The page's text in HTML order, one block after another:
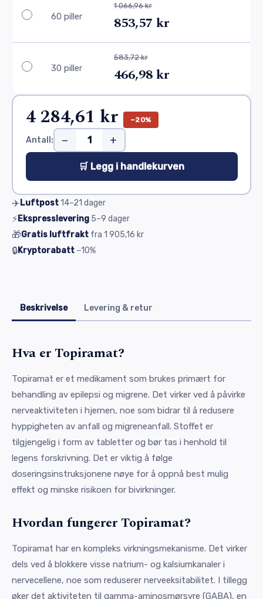
60 piller
1 066,96 kr
853,57 kr
30 piller
583,72 kr
466,98 kr
4 284,61 kr −20%
Antall: − +
🛒 Legg i handlekurven
✈️Luftpost14–21 dager
⚡Ekspresslevering 5–9 dager
🎁Gratis luftfrakt fra 1 905,16 kr
🔒Kryptorabatt −10%
Beskrivelse Levering & retur
Hva er Topiramat?
Topiramat er et medikament som brukes primært for
behandling av epilepsi og migrene. Det virker ved å påvirke
nerveaktiviteten i hjernen, noe som bidrar til å redusere
hyppigheten av anfall og migreneanfall. Stoffet er
tilgjengelig i form av tabletter og bør tas i henhold til
legens forskrivning. Det er viktig å følge
doseringsinstruksjonene nøye for å oppnå best mulig
effekt og minske risikoen for bivirkninger.
Hvordan fungerer Topiramat?
Topiramat har en kompleks virkningsmekanisme. Det virker
dels ved å blokkere visse natrium- og kalsiumkanaler i
nervecellene, noe som reduserer nerveeksitabilitet. I tillegg
øker det aktiviteten til gamma-aminosmørsyre (GABA), en